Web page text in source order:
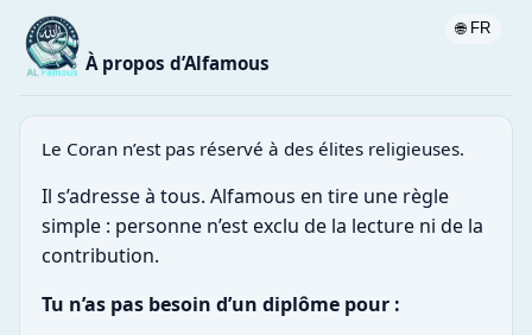
🌐 FR
À propos d’Alfamous
Le Coran n’est pas réservé à des élites religieuses.
Il s’adresse à tous. Alfamous en tire une règle
simple : personne n’est exclu de la lecture ni de la
contribution.
Tu n’as pas besoin d’un diplôme pour :